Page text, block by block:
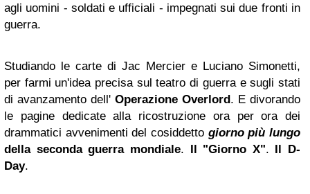
agli uomini - soldati e ufficiali - impegnati sui due fronti in
guerra.
Studiando le carte di Jac Mercier e Luciano Simonetti,
per farmi un'idea precisa sul teatro di guerra e sugli stati
di avanzamento dell' Operazione Overlord. E divorando
le pagine dedicate alla ricostruzione ora per ora dei
drammatici avvenimenti del cosiddetto giorno più lungo
della seconda guerra mondiale. Il "Giorno X". Il D-
Day.